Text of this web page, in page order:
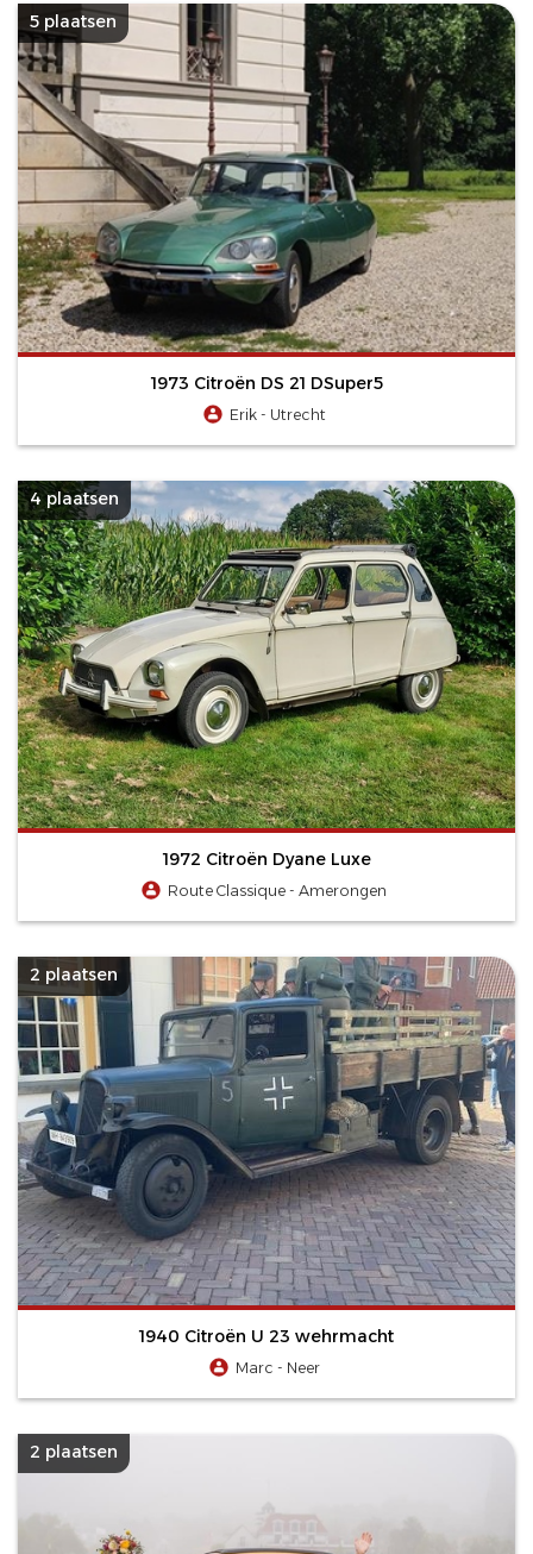
5 plaatsen
1973 Citroën DS 21 DSuper5
Erik - Utrecht
4 plaatsen
1972 Citroën Dyane Luxe
Route Classique - Amerongen
2 plaatsen
1940 Citroën U 23 wehrmacht
Marc - Neer
2 plaatsen